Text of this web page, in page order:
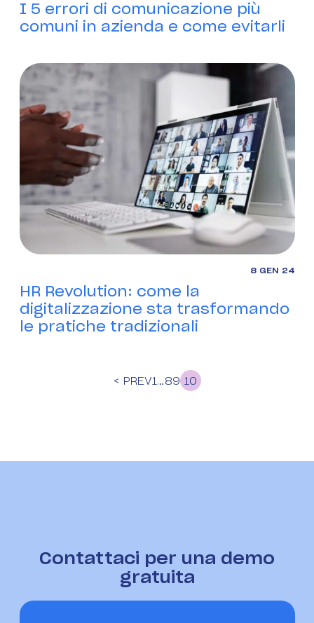
I 5 errori di comunicazione più
comuni in azienda e come evitarli
8 GEN 24
HR Revolution: come la
digitalizzazione sta trasformando
le pratiche tradizionali
< PREV1 …89 10
Contattaci per una demo
gratuita